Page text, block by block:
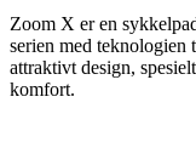
Zoom X er en
serien med teknologien
attraktivt design,
komfort.